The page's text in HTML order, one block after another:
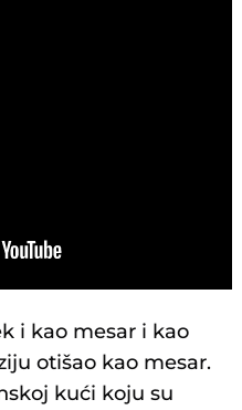
i kao mesar i kao
otišao kao mesar.
kući koju su